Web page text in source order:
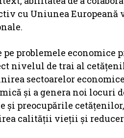
cu Uniunea Europeană
problemele economice
nivelul de trai al
sectoarelor
și a genera noi locuri
și preocupările
calității vieții și